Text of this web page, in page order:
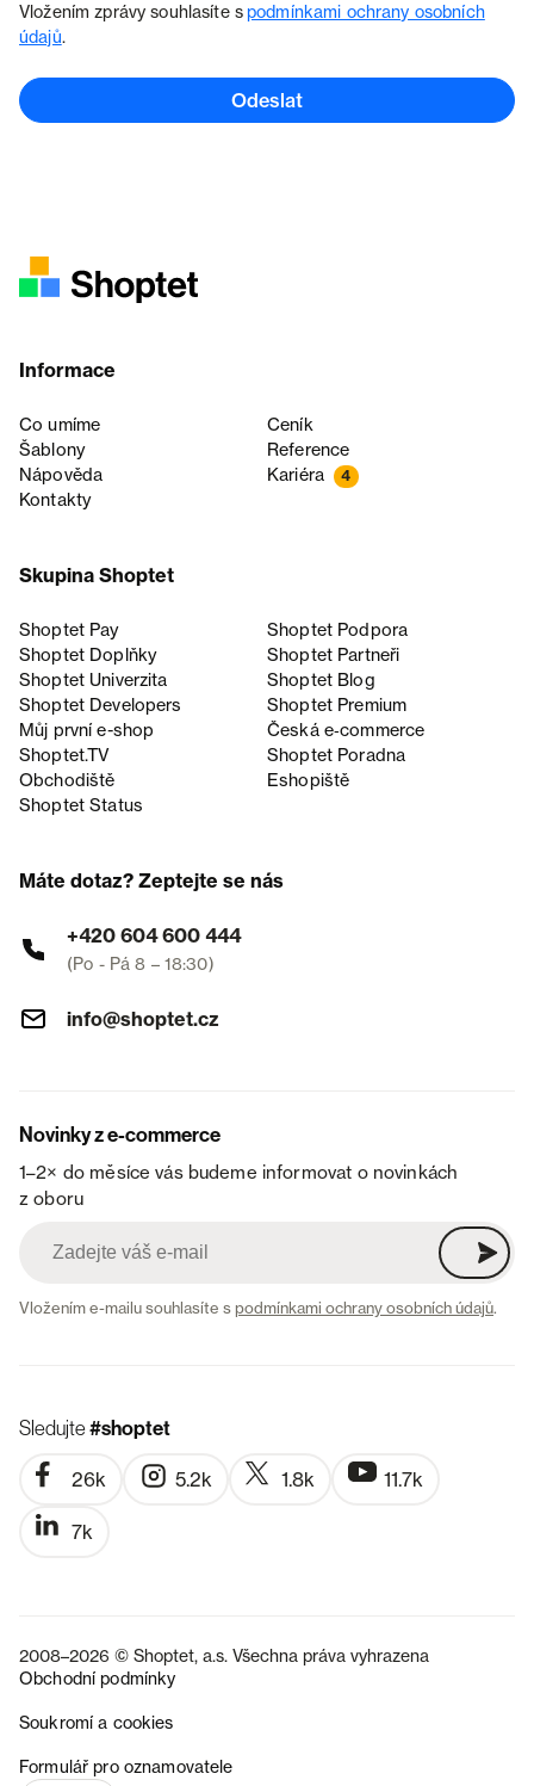
Vložením zprávy souhlasíte spodmínkami ochrany osobních
údajů.
Odeslat
Informace
Co umíme
Ceník
Šablony
Reference
Nápověda
Kariéra 4
Kontakty
Skupina Shoptet
Shoptet Pay
Shoptet Podpora
Shoptet Doplňky
Shoptet Partneři
Shoptet Univerzita
Shoptet Blog
Shoptet Developers
Shoptet Premium
Můj první e-shop
Česká e‑commerce
Shoptet.TV
Shoptet Poradna
Obchodiště
Eshopiště
Shoptet Status
Máte dotaz? Zeptejte se nás
+420 604 600 444
(Po - Pá 8 – 18:30)
info@shoptet.cz
Novinky z e-commerce
1–2× do měsíce vás budeme informovat o novinkách
z oboru
Vložením e-mailu souhlasíte spodmínkami ochrany osobních údajů.
Sledujte#shoptet
26k 5.2k 1.8k 11.7k
7k
2008–2026 © Shoptet, a.s. Všechna práva vyhrazena
Obchodní podmínky
Soukromí a cookies
Formulář pro oznamovatele